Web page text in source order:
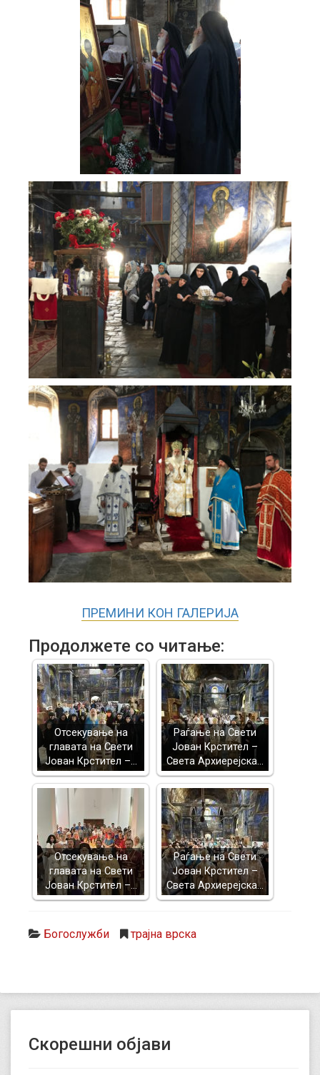
ПРЕМИНИ КОН ГАЛЕРИЈА
Продолжете со читање:
Отсекување на
главата на Свети
Јован Крстител –…
Раѓање на Свети
Јован Крстител –
Света Архиерејска…
Отсекување на
главата на Свети
Јован Крстител –…
Раѓање на Свети
Јован Крстител –
Света Архиерејска…
Богослужби трајна врска
Скорешни објави